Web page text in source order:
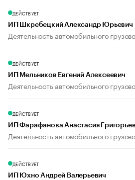
ДЕЙСТВУЕТ
ИП Шкребецкий Александр Юрьевич
Деятельность автомобильного
ДЕЙСТВУЕТ
ИП Мельников Евгений Алексеевич
Деятельность автомобильного
ДЕЙСТВУЕТ
ИП Фарафанова Анастасия
Деятельность автомобильного
ДЕЙСТВУЕТ
ИП Юхно Андрей Валерьевич